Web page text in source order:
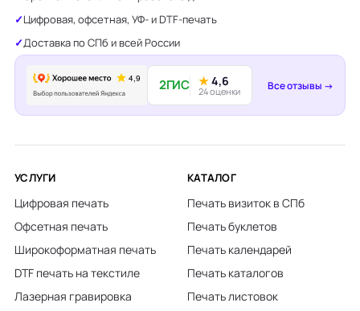
Цифровая, офсетная, УФ- и DTF-печать
Доставка по СПб и всей России
2ГИС ★4,6
24 оценки Все отзывы →
УСЛУГИ
Цифровая печать
Офсетная печать
Широкоформатная печать
DTF печать на текстиле
Лазерная гравировка
КАТАЛОГ
Печать визиток в СПб
Печать буклетов
Печать календарей
Печать каталогов
Печать листовок